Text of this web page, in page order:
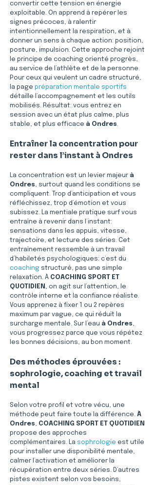
convertir cette tension en énergie
exploitable. On apprend à repérer les
signes précoces, à ralentir
intentionnellement la respiration, et à
donner un sens à chaque action: position,
posture, impulsion. Cette approche rejoint
le principe de coaching orienté progrès,
au service de l’athlète et de la personne.
Pour ceux qui veulent un cadre structuré,
la page préparation mentale sportifs
détaille l’accompagnement et les outils
mobilisés. Résultat: vous entrez en
session avec un état plus calme, plus
stable, et plus efficace à Ondres.
Entraîner la concentration pour
rester dans l’instant à Ondres
La concentration est un levier majeur à
Ondres, surtout quand les conditions se
compliquent. Trop d’anticipation et vous
réfléchissez, trop d’émotion et vous
subissez. La mentiale pratique surf vous
entraîne à revenir dans l’instant:
sensations dans les appuis, vitesse,
trajectoire, et lecture des séries. Cet
entraînement ressemble à un travail
d’habiletés psychologiques: c’est du
coaching structuré, pas une simple
relaxation. À COACHING SPORT ET
QUOTIDIEN , on agit sur l’attention, le
contrôle interne et la confiance réaliste.
Vous apprenez à fixer 1 ou 2 repères
maximum par vague, ce qui réduit la
surcharge mentale. Sur l’eau à Ondres,
vous progressez parce que vous répétez
les bonnes décisions, au bon moment.
Des méthodes éprouvées :
sophrologie, coaching et travail
mental
Selon votre profil et votre vécu, une
méthode peut faire toute la différence. À
Ondres, COACHING SPORT ET QUOTIDIEN
propose des approches
complémentaires. La sophrologie est utile
pour installer une disponibilité mentale,
calmer l’activation et améliorer la
récupération entre deux séries. D’autres
pistes existent selon vos besoins,